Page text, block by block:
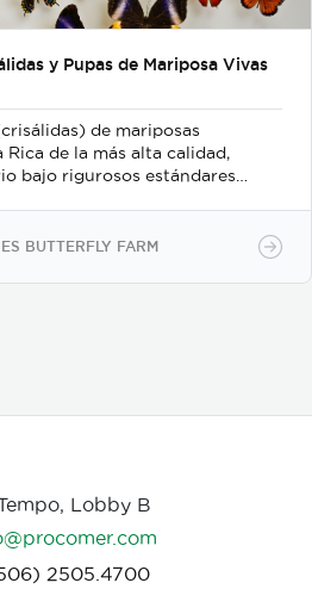
y Pupas de Mariposa Vivas
de mariposas
de la más alta calidad,
bajo rigurosos estándares
ofreciendo un producto
botánicos internacionales.
BUTTERFLY FARM
Lobby B
2505.4700